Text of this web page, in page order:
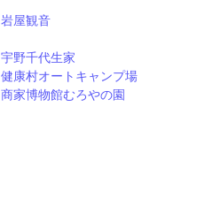
岩屋観音
宇野千代生家
健康村オートキャンプ場
商家博物館むろやの園